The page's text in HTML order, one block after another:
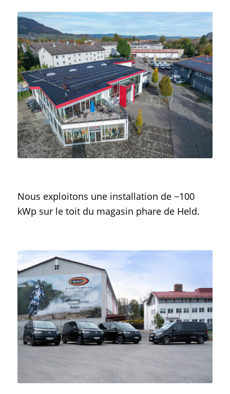
Nous exploitons une installation de ~100
kWp sur le toit du magasin phare de Held.